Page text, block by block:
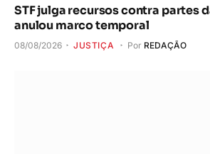
STF julga recursos contra partes
anulou marco temporal
08/08/2026 JUSTIÇA Por REDAÇÃO